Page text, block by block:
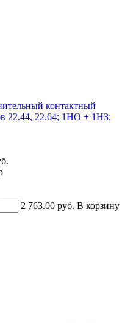
контактный
22.44, 22.64; 1НО + 1НЗ;
2 763.00 руб. В корзину